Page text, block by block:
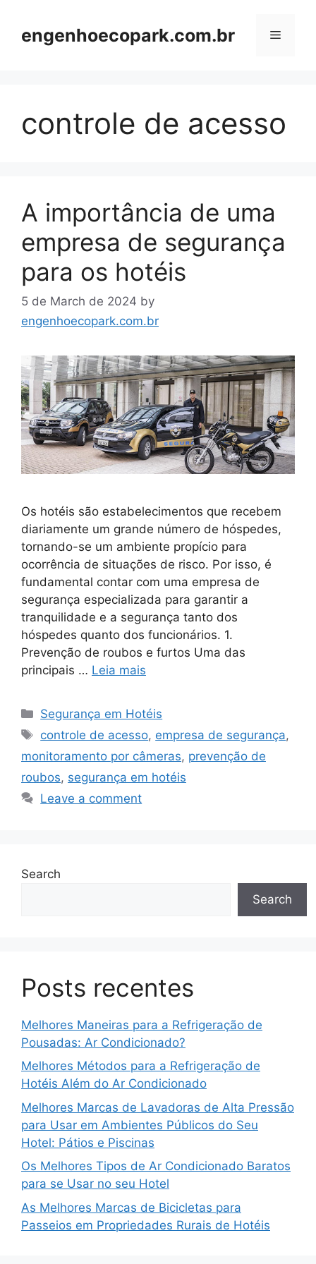
contentengenhoecopark.com.br Menu
controle de acesso
A importância de uma
empresa de segurança
para os hotéis
5 de March de 2024 by
engenhoecopark.com.br
Os hotéis são estabelecimentos que recebem
diariamente um grande número de hóspedes,
tornando-se um ambiente propício para
ocorrência de situações de risco. Por isso, é
fundamental contar com uma empresa de
segurança especializada para garantir a
tranquilidade e a segurança tanto dos
hóspedes quanto dos funcionários. 1.
Prevenção de roubos e furtos Uma das
principais … Leia mais
Categories
Segurança em Hotéis
Tags
controle de acesso, empresa de segurança,
monitoramento por câmeras, prevenção de
roubos, segurança em hotéis
Leave a comment
Search
Search
Posts recentes
Melhores Maneiras para a Refrigeração de
Pousadas: Ar Condicionado?
Melhores Métodos para a Refrigeração de
Hotéis Além do Ar Condicionado
Melhores Marcas de Lavadoras de Alta Pressão
para Usar em Ambientes Públicos do Seu
Hotel: Pátios e Piscinas
Os Melhores Tipos de Ar Condicionado Baratos
para se Usar no seu Hotel
As Melhores Marcas de Bicicletas para
Passeios em Propriedades Rurais de Hotéis